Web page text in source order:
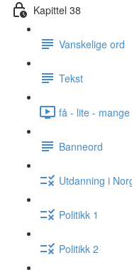
Kapittel 38
Vanskelige ord
Tekst
få - lite -
Banneord
Utdanning i
Politikk 1
Politikk 2